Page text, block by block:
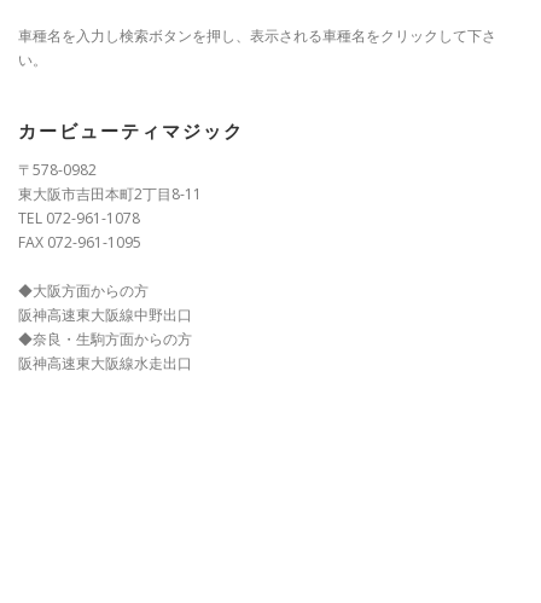
車種名を入力し検索ボタンを押し、表示される車種名をクリックして下さ
い。
カービューティマジック
〒578-0982
東大阪市吉田本町2丁目8-11
TEL 072-961-1078
FAX 072-961-1095
◆大阪方面からの方
阪神高速東大阪線中野出口
◆奈良・生駒方面からの方
阪神高速東大阪線水走出口